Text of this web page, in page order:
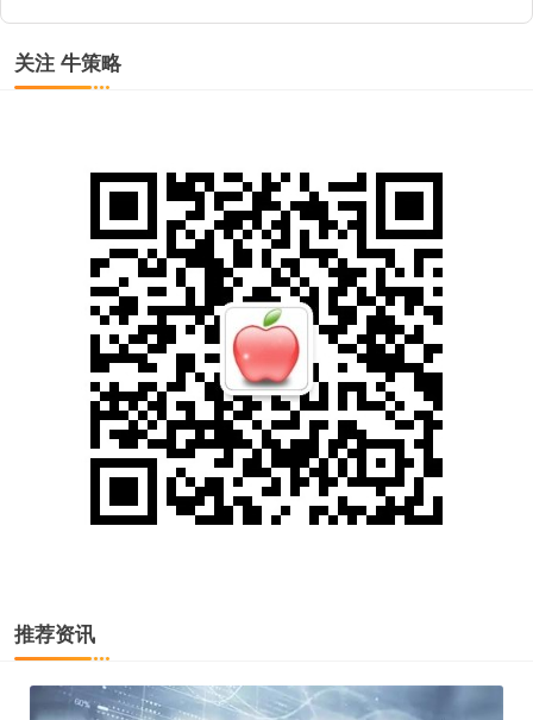
关注 牛策略
推荐资讯